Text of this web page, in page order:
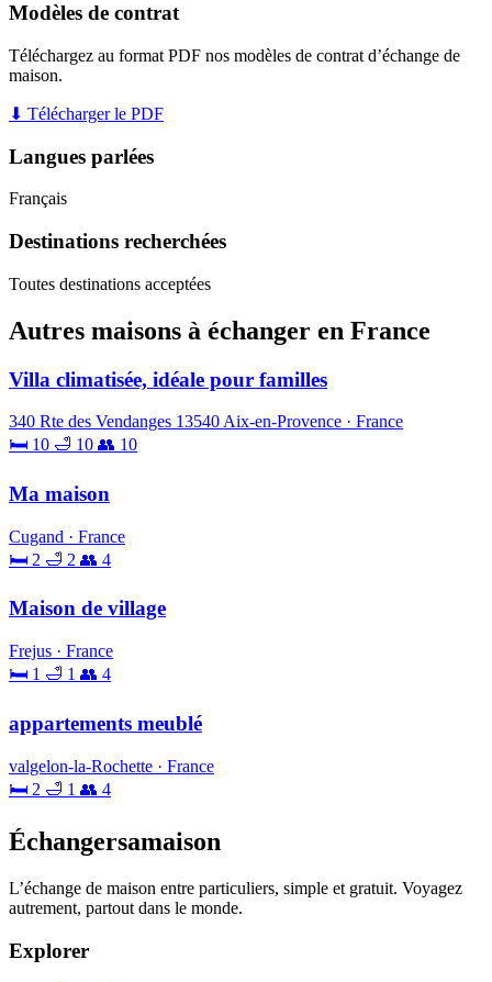
Modèles de contrat
Téléchargez au format PDF nos modèles de contrat d’échange de
maison.
⬇ Télécharger le PDF
Langues parlées
Français
Destinations recherchées
Toutes destinations acceptées
Autres maisons à échanger en France
Villa climatisée, idéale pour familles
340 Rte des Vendanges 13540 Aix-en-Provence · France
🛏 10 🛁 10 👥 10
Ma maison
Cugand · France
🛏 2 🛁 2 👥 4
Maison de village
Frejus · France
🛏 1 🛁 1 👥 4
appartements meublé
valgelon-la-Rochette · France
🛏 2 🛁 1 👥 4
Échangersamaison
L’échange de maison entre particuliers, simple et gratuit. Voyagez
autrement, partout dans le monde.
Explorer